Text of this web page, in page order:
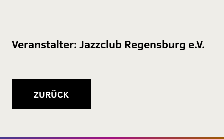
Veranstalter: Jazzclub Regensburg e.V.
ZURÜCK